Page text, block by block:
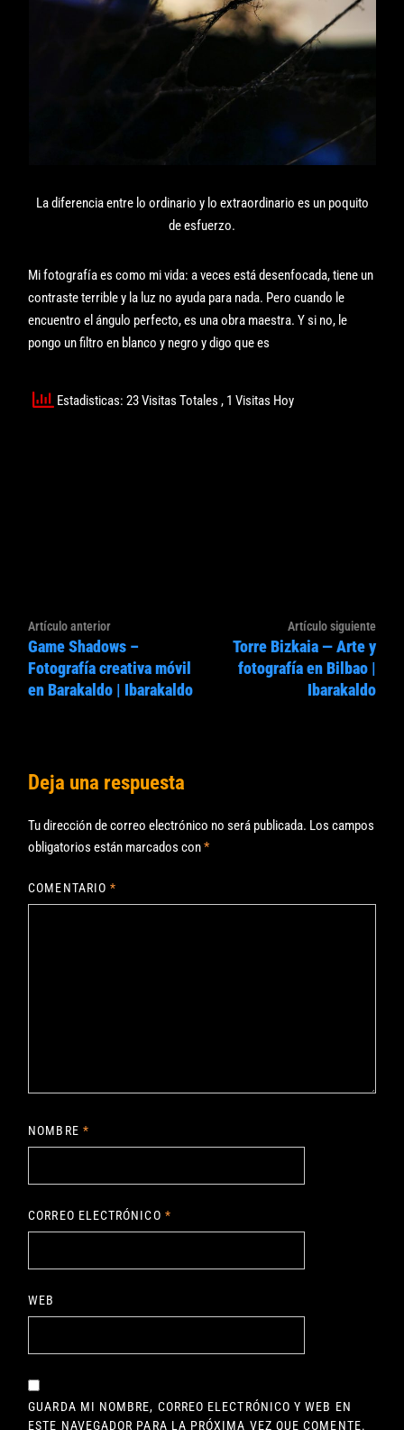
La diferencia entre lo ordinario y lo extraordinario es un poquito
de esfuerzo.
Mi fotografía es como mi vida: a veces está desenfocada, tiene un
contraste terrible y la luz no ayuda para nada. Pero cuando le
encuentro el ángulo perfecto, es una obra maestra. Y si no, le
pongo un filtro en blanco y negro y digo que es
Estadisticas: 23 Visitas Totales, 1 Visitas Hoy
Navegación
de
entradas
Artículo anteriorArtículo
anterior:
Game Shadows –
Fotografía creativa móvil
en Barakaldo | Ibarakaldo
Artículo siguiente
Torre Bizkaia — Arte y
fotografía en Bilbao |
Ibarakaldo
Deja una respuesta
Tu dirección de correo electrónico no será publicada. Los campos
obligatorios están marcados con*
COMENTARIO*
NOMBRE *
CORREO ELECTRÓNICO *
WEB
GUARDA MI NOMBRE, CORREO ELECTRÓNICO Y WEB EN
ESTE NAVEGADOR PARA LA PRÓXIMA VEZ QUE COMENTE.